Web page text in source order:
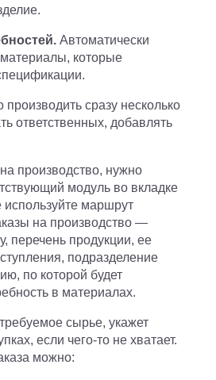
Автоматически
которые
сразу несколько
ответственных, добавлять
производство, нужно
модуль во вкладке
используйте маршрут
на производство —
перечень продукции, ее
подразделение
по которой будет
в материалах.
сырье, укажет
если чего-то не хватает.
можно: